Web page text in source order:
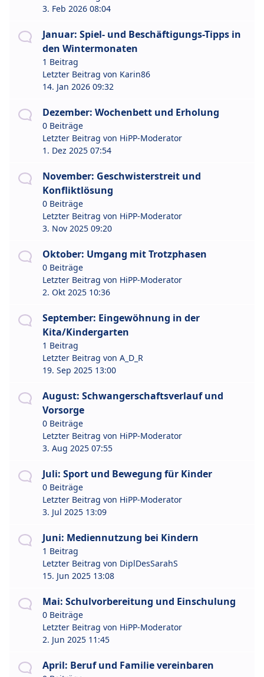
3. Feb 2026 08:04
Januar: Spiel- und Beschäftigungs-Tipps in
den Wintermonaten
1 Beitrag
Letzter Beitrag von Karin86
14. Jan 2026 09:32
Dezember: Wochenbett und Erholung
0 Beiträge
Letzter Beitrag von HiPP-Moderator
1. Dez 2025 07:54
November: Geschwisterstreit und
Konfliktlösung
0 Beiträge
Letzter Beitrag von HiPP-Moderator
3. Nov 2025 09:20
Oktober: Umgang mit Trotzphasen
0 Beiträge
Letzter Beitrag von HiPP-Moderator
2. Okt 2025 10:36
September: Eingewöhnung in der
Kita/Kindergarten
1 Beitrag
Letzter Beitrag von A_D_R
19. Sep 2025 13:00
August: Schwangerschaftsverlauf und
Vorsorge
0 Beiträge
Letzter Beitrag von HiPP-Moderator
3. Aug 2025 07:55
Juli: Sport und Bewegung für Kinder
0 Beiträge
Letzter Beitrag von HiPP-Moderator
3. Jul 2025 13:09
Juni: Mediennutzung bei Kindern
1 Beitrag
Letzter Beitrag von DiplDesSarahS
15. Jun 2025 13:08
Mai: Schulvorbereitung und Einschulung
0 Beiträge
Letzter Beitrag von HiPP-Moderator
2. Jun 2025 11:45
April: Beruf und Familie vereinbaren